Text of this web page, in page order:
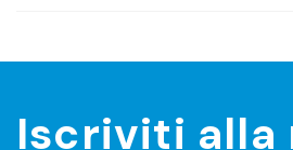
Iscriviti alla